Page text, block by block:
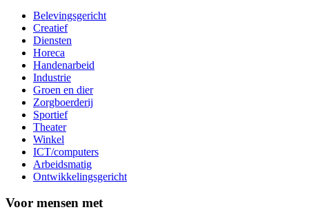
Belevingsgericht
Creatief
Diensten
Horeca
Handenarbeid
Industrie
Groen en dier
Zorgboerderij
Sportief
Theater
Winkel
ICT/computers
Arbeidsmatig
Ontwikkelingsgericht
Voor mensen met